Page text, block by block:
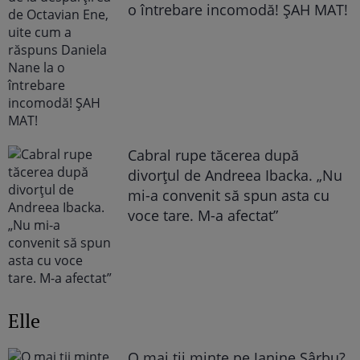
o întrebare incomodă! ȘAH MAT!
Cabral rupe tăcerea după
divorțul de Andreea Ibacka. „Nu
mi-a convenit să spun asta cu
voce tare. M-a afectat”
Elle